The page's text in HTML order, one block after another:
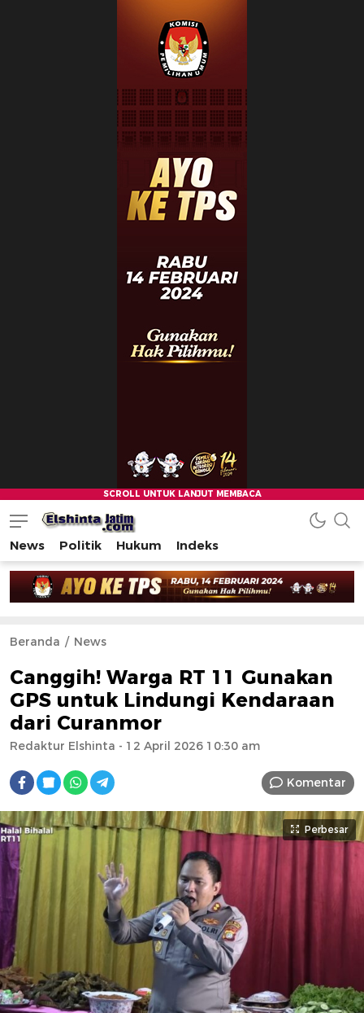
News Politik Hukum Indeks
Beranda News
Canggih! Warga RT 11 Gunakan
GPS untuk Lindungi Kendaraan
dari Curanmor
Redaktur Elshinta - 12 April 2026 10:30 am
Komentar
Perbesar